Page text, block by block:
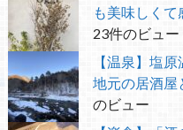
も美味しくて
23件のビュー
【温泉】塩
地元の居酒屋
のビュー